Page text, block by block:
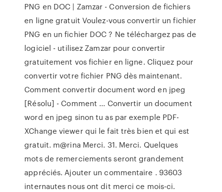
PNG en DOC | Zamzar - Conversion de fichiers
en ligne gratuit Voulez-vous convertir un fichier
PNG en un fichier DOC ? Ne téléchargez pas de
logiciel - utilisez Zamzar pour convertir
gratuitement vos fichier en ligne. Cliquez pour
convertir votre fichier PNG dès maintenant.
Comment convertir document word en jpeg
[Résolu] - Comment ... Convertir un document
word en jpeg sinon tu as par exemple PDF-
XChange viewer qui le fait très bien et qui est
gratuit. m@rina Merci. 31. Merci. Quelques
mots de remerciements seront grandement
appréciés. Ajouter un commentaire . 93603
internautes nous ont dit merci ce mois-ci.